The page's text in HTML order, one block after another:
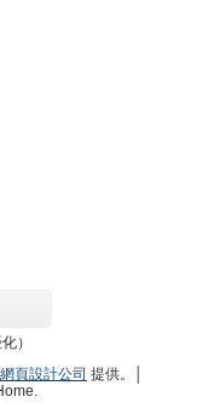
）
網頁設計公司 提供。│